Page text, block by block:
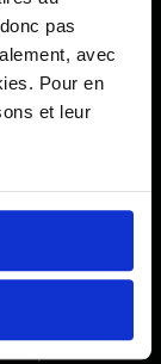
pas
avec
Pour en
et leur
et
d’une
procéder au